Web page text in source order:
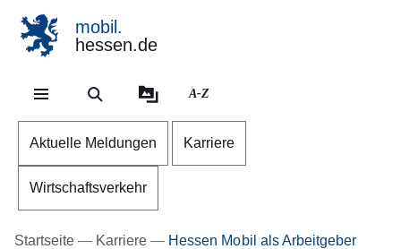
mobil.
hessen.de
A-Z
Aktuelle Meldungen Karriere
Wirtschaftsverkehr
Startseite Karriere Hessen Mobil als Arbeitgeber